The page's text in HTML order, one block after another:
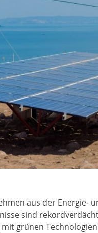
aus der Energie-
sind
grünen